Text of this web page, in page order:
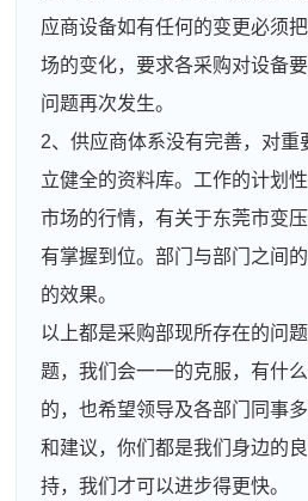
应商设备如有任何的变更必须
场的变化，要求各采购对设备
问题再次发生。
2、供应商体系没有完善，对重
立健全的资料库。工作的计划
市场的行情，有关于东莞市变
有掌握到位。部门与部门之间
的效果。
以上都是采购部现所存在的问
题，我们会一一的克服，有什
的，也希望领导及各部门同事
和建议，你们都是我们身边的
持，我们才可以进步得更